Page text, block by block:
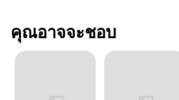
ตอนที่ 9
คุณอาจจะชอบ